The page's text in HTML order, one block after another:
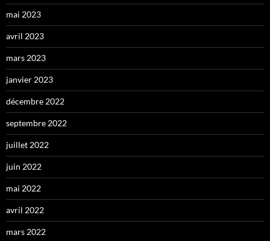
mai 2023
avril 2023
mars 2023
janvier 2023
décembre 2022
septembre 2022
juillet 2022
juin 2022
mai 2022
avril 2022
mars 2022